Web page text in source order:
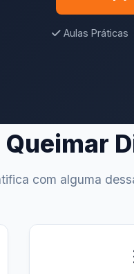
Aulas Práticas
Queimar
com alguma